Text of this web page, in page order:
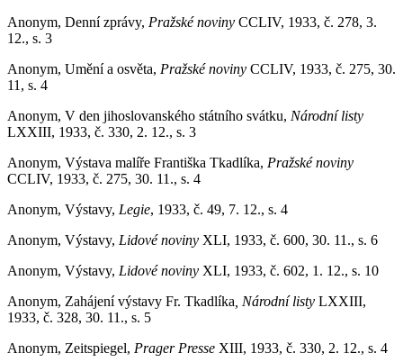
Anonym, Denní zprávy, Pražské noviny CCLIV, 1933, č. 278, 3.
12., s. 3
Anonym, Umění a osvěta, Pražské noviny CCLIV, 1933, č. 275, 30.
11, s. 4
Anonym, V den jihoslovanského státního svátku, Národní listy
LXXIII, 1933, č. 330, 2. 12., s. 3
Anonym, Výstava malíře Františka Tkadlíka, Pražské noviny
CCLIV, 1933, č. 275, 30. 11., s. 4
Anonym, Výstavy, Legie, 1933, č. 49, 7. 12., s. 4
Anonym, Výstavy, Lidové noviny XLI, 1933, č. 600, 30. 11., s. 6
Anonym, Výstavy, Lidové noviny XLI, 1933, č. 602, 1. 12., s. 10
Anonym, Zahájení výstavy Fr. Tkadlíka , Národní listy LXXIII,
1933, č. 328, 30. 11., s. 5
Anonym, Zeitspiegel, Prager Presse XIII, 1933, č. 330, 2. 12., s. 4